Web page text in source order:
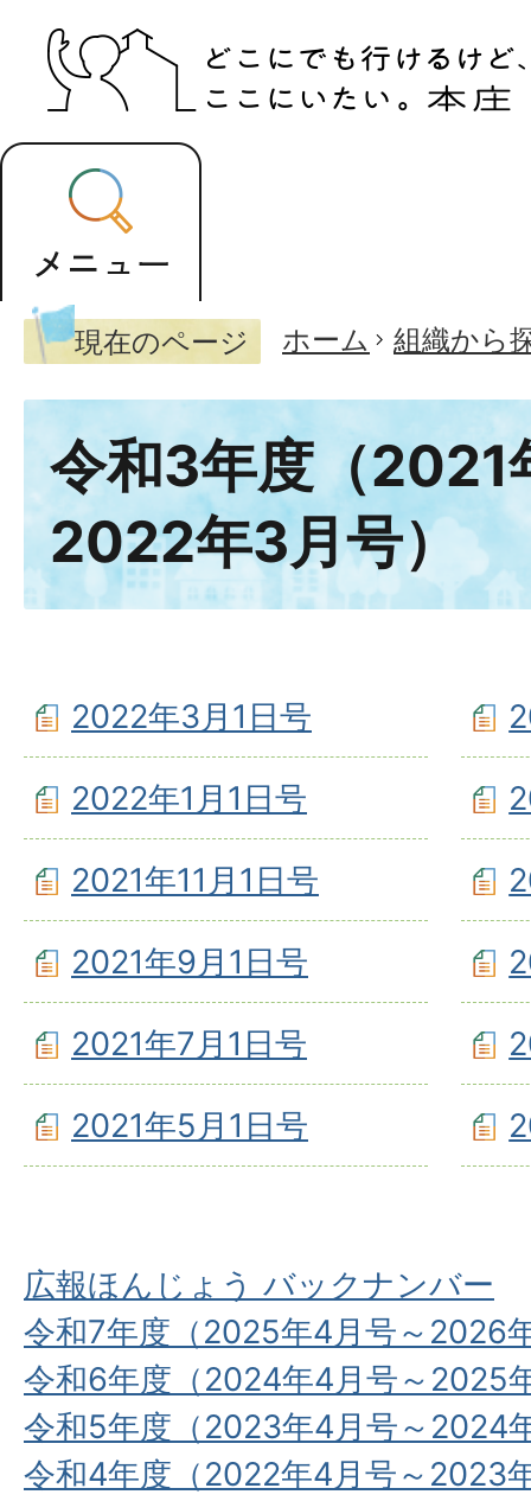
現在のページ ホーム 組織から
令和3年度（2021
2022年3月号）
2022年3月1日号
2022年1月1日号
2021年11月1日号
2021年9月1日号
2021年7月1日号
2021年5月1日号
広報ほんじょう バックナンバー
令和7年度（2025年4月号～2026
令和6年度（2024年4月号～2025
令和5年度（2023年4月号～2024
令和4年度（2022年4月号～2023